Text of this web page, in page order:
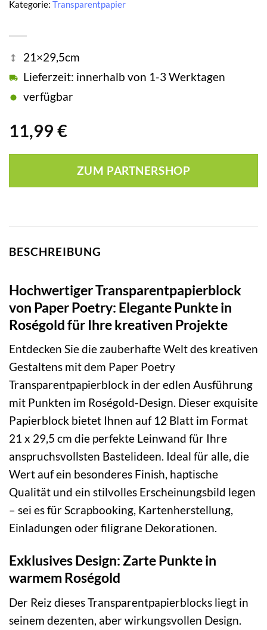
11,99 €
21×29,5cm
Lieferzeit: innerhalb von 1-3 Werktagen
verfügbar
ZUM PARTNERSHOP
Kategorie: Transparentpapier
BESCHREIBUNG
Hochwertiger Transparentpapierblock
von Paper Poetry: Elegante Punkte in
Roségold für Ihre kreativen Projekte
Entdecken Sie die zauberhafte Welt des kreativen
Gestaltens mit dem Paper Poetry
Transparentpapierblock in der edlen Ausführung
mit Punkten im Roségold-Design. Dieser exquisite
Papierblock bietet Ihnen auf 12 Blatt im Format
21 x 29,5 cm die perfekte Leinwand für Ihre
anspruchsvollsten Bastelideen. Ideal für alle, die
Wert auf ein besonderes Finish, haptische
Qualität und ein stilvolles Erscheinungsbild legen
– sei es für Scrapbooking, Kartenherstellung,
Einladungen oder filigrane Dekorationen.
Exklusives Design: Zarte Punkte in
warmem Roségold
Der Reiz dieses Transparentpapierblocks liegt in
seinem dezenten, aber wirkungsvollen Design.